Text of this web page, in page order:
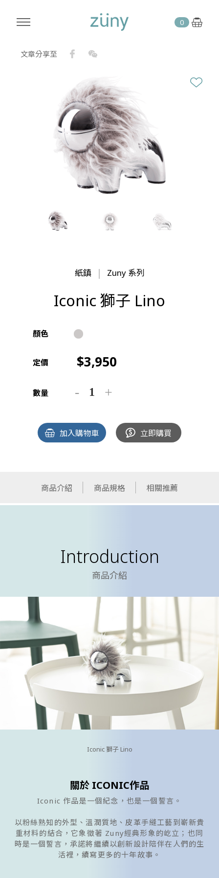
0
文章分享至 Facebook
紙鎮 Zuny 系列
Iconic 獅子 Lino
顏色
定價 3,950
數量
加入購物車 立即購買
商品介紹 商品規格 相關推薦
Introduction
商品介紹
Iconic 獅子 Lino
關於 ICONIC作品
Iconic 作品是一個紀念，也是一個誓言。
以粉絲熟知的外型、溫潤質地、皮革手縫工藝到嶄新貴
重材料的結合，它象徵著 Zuny經典形象的屹立；也同
時是一個誓言，承諾將繼續以創新設計陪伴在人們的生
活裡，續寫更多的十年故事。